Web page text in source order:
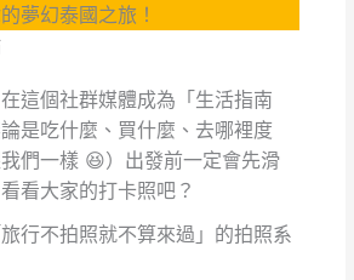
夢幻泰國之旅！
這個社群媒體成為「生活指南
是吃什麼、買什麼、去哪裡度
們一樣 😆）出發前一定會先滑
看大家的打卡照吧？
行不拍照就不算來過」的拍照系